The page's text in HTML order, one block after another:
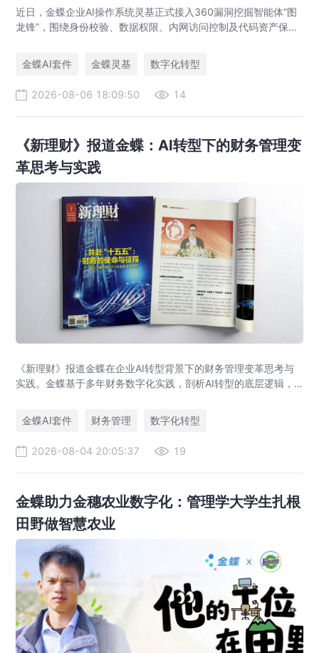
近日，金蝶企业AI操作系统灵基正式接入360漏洞挖掘智能体“图
龙锋”，围绕身份校验、数据权限、内网访问控制及代码资产保护
的安全底座，为企业客户更加安全地使用智能体提供保障。
金蝶AI套件 金蝶灵基 数字化转型
2026-08-06 18:09:50 14
《新理财》报道金蝶：AI转型下的财务管理变
革思考与实践
《新理财》报道金蝶在企业AI转型背景下的财务管理变革思考与
实践。金蝶基于多年财务数字化实践，剖析AI转型的底层逻辑，
力企业实现从核算型财务到价值创造型财务的跃迁。
金蝶AI套件 财务管理 数字化转型
2026-08-04 20:05:37 19
金蝶助力金穗农业数字化：管理学大学生扎根
田野做智慧农业